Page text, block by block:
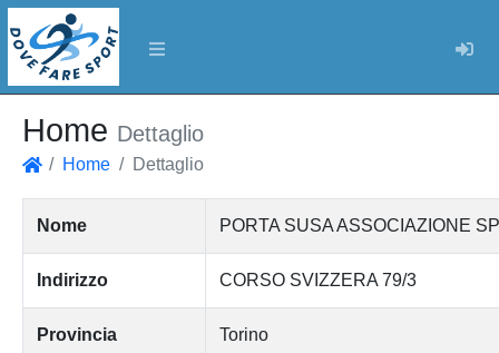
Home Dettaglio
Home Dettaglio
Nome PORTA SUSA ASSOCIAZIONE
Indirizzo CORSO SVIZZERA 79/3
Provincia Torino